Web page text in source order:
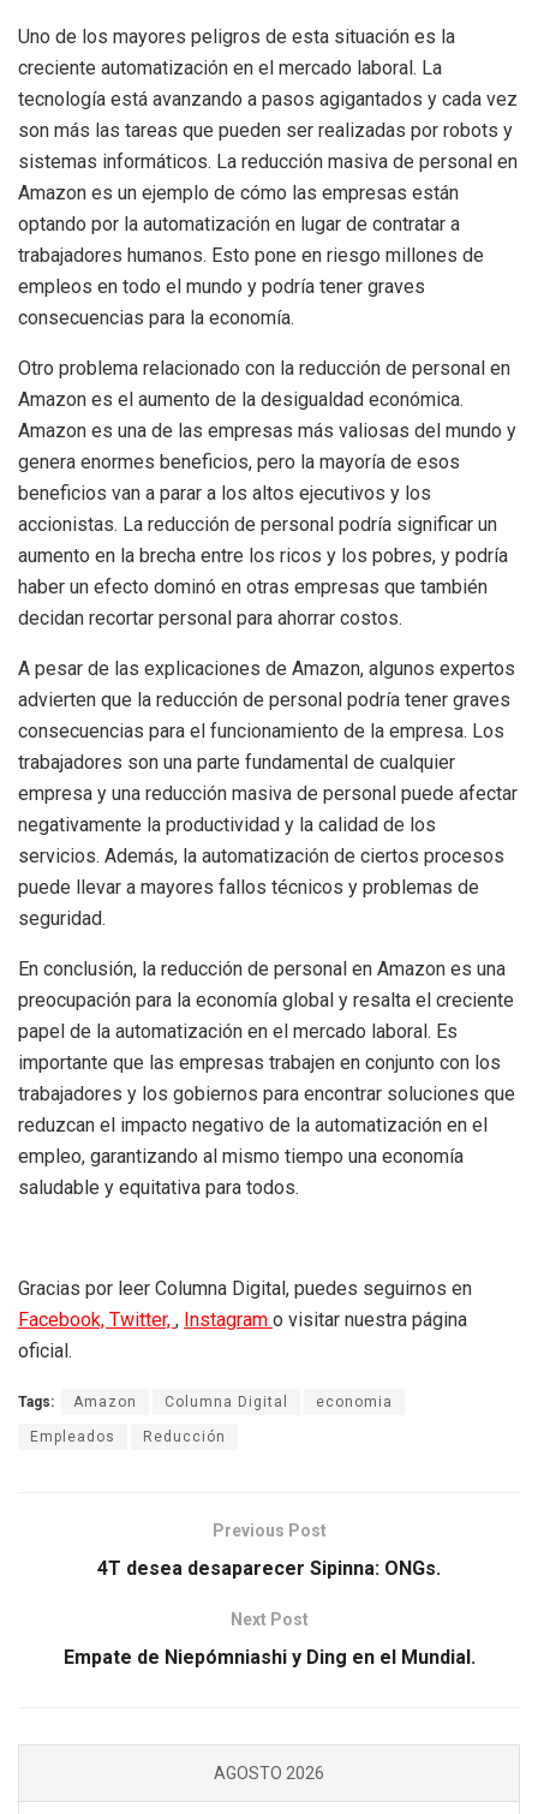
Uno de los mayores peligros de esta situación es la
creciente automatización en el mercado laboral. La
tecnología está avanzando a pasos agigantados y cada vez
son más las tareas que pueden ser realizadas por robots y
sistemas informáticos. La reducción masiva de personal en
Amazon es un ejemplo de cómo las empresas están
optando por la automatización en lugar de contratar a
trabajadores humanos. Esto pone en riesgo millones de
empleos en todo el mundo y podría tener graves
consecuencias para la economía.
Otro problema relacionado con la reducción de personal en
Amazon es el aumento de la desigualdad económica.
Amazon es una de las empresas más valiosas del mundo y
genera enormes beneficios, pero la mayoría de esos
beneficios van a parar a los altos ejecutivos y los
accionistas. La reducción de personal podría significar un
aumento en la brecha entre los ricos y los pobres, y podría
haber un efecto dominó en otras empresas que también
decidan recortar personal para ahorrar costos.
A pesar de las explicaciones de Amazon, algunos expertos
advierten que la reducción de personal podría tener graves
consecuencias para el funcionamiento de la empresa. Los
trabajadores son una parte fundamental de cualquier
empresa y una reducción masiva de personal puede afectar
negativamente la productividad y la calidad de los
servicios. Además, la automatización de ciertos procesos
puede llevar a mayores fallos técnicos y problemas de
seguridad.
En conclusión, la reducción de personal en Amazon es una
preocupación para la economía global y resalta el creciente
papel de la automatización en el mercado laboral. Es
importante que las empresas trabajen en conjunto con los
trabajadores y los gobiernos para encontrar soluciones que
reduzcan el impacto negativo de la automatización en el
empleo, garantizando al mismo tiempo una economía
saludable y equitativa para todos.
Gracias por leer Columna Digital, puedes seguirnos en
Facebook, Twitter, , Instagram o visitar nuestra página
oficial.
Tags: Amazon Columna Digital economia
Empleados Reducción
Previous Post
4T desea desaparecer Sipinna: ONGs.
Next Post
Empate de Niepómniashi y Ding en el Mundial.
AGOSTO 2026